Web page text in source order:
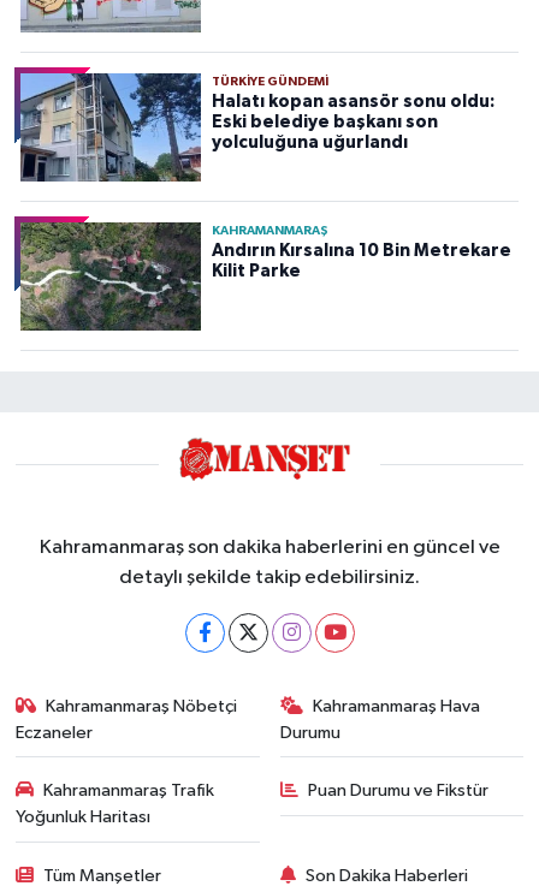
TÜRKIYE GÜNDEMI
Halatı kopan asansör sonu oldu:
Eski belediye başkanı son
yolculuğuna uğurlandı
KAHRAMANMARAŞ
Andırın Kırsalına 10 Bin Metrekare
Kilit Parke
Kahramanmaraş son dakika haberlerini en güncel ve
detaylı şekilde takip edebilirsiniz.
Kahramanmaraş Nöbetçi
Eczaneler
Kahramanmaraş Hava
Durumu
Kahramanmaraş Trafik
Yoğunluk Haritası
Puan Durumu ve Fikstür
Tüm Manşetler Son Dakika Haberleri